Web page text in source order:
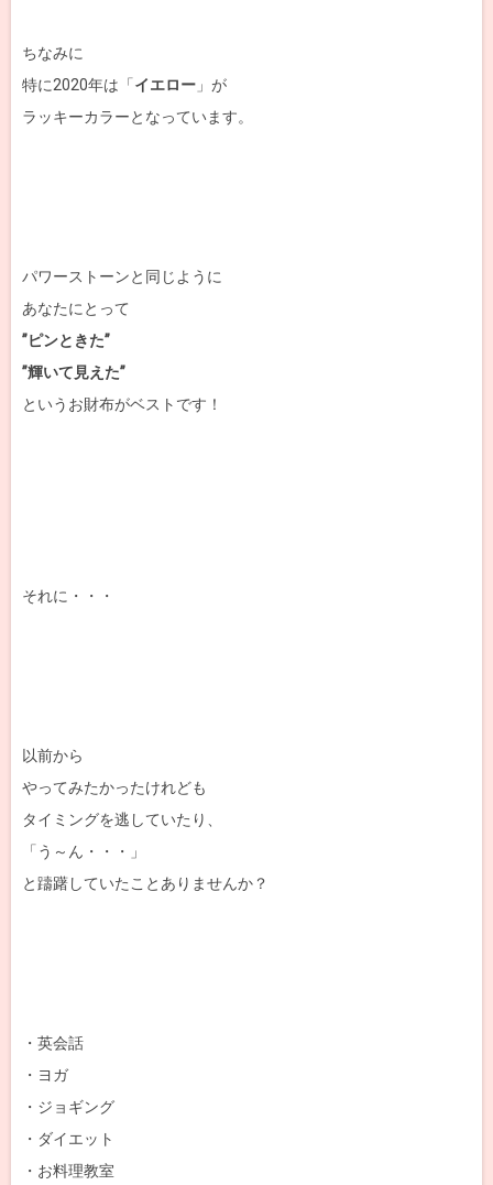
ちなみに
特に2020年は「イエロー 」が
ラッキーカラーとなっています。
パワーストーンと同じように
あなたにとって
”ピンときた”
”輝いて見えた”
というお財布がベストです！
それに・・・
以前から
やってみたかったけれども
タイミングを逃していたり、
「う～ん・・・」
と躊躇していたことありませんか？
・英会話
・ヨガ
・ジョギング
・ダイエット
・お料理教室